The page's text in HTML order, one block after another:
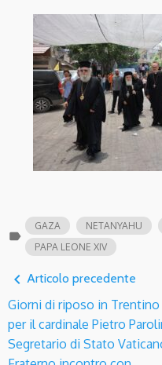
label
GAZA NETANYAHU
PAPA LEONE XIV
navigate_before Articolo precedente
Giorni di riposo in Trentino
per il cardinale Pietro
Segretario di Stato